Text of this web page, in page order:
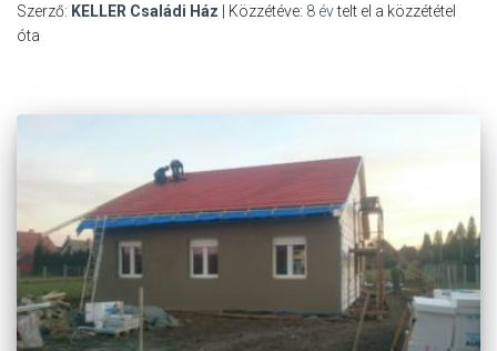
Szerző: KELLER Családi Ház | Közzétéve: 8 évtelt el a közzététel
óta